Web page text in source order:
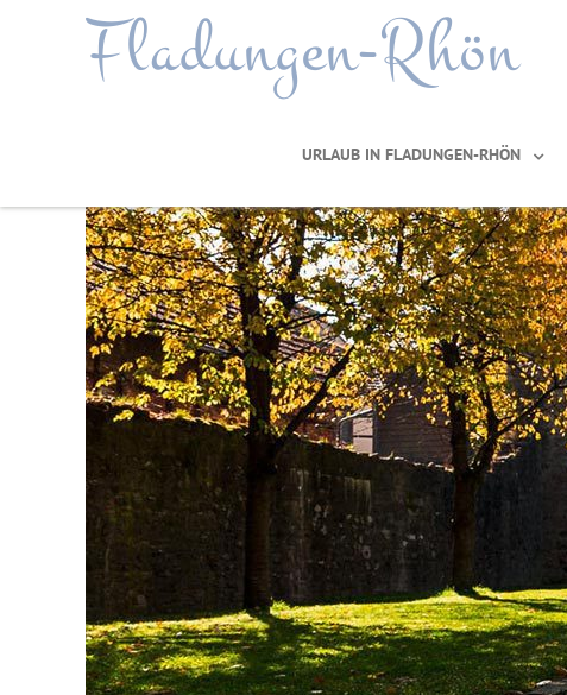
Fladungen-Rhön
URLAUB IN FLADUNGEN-RHÖN